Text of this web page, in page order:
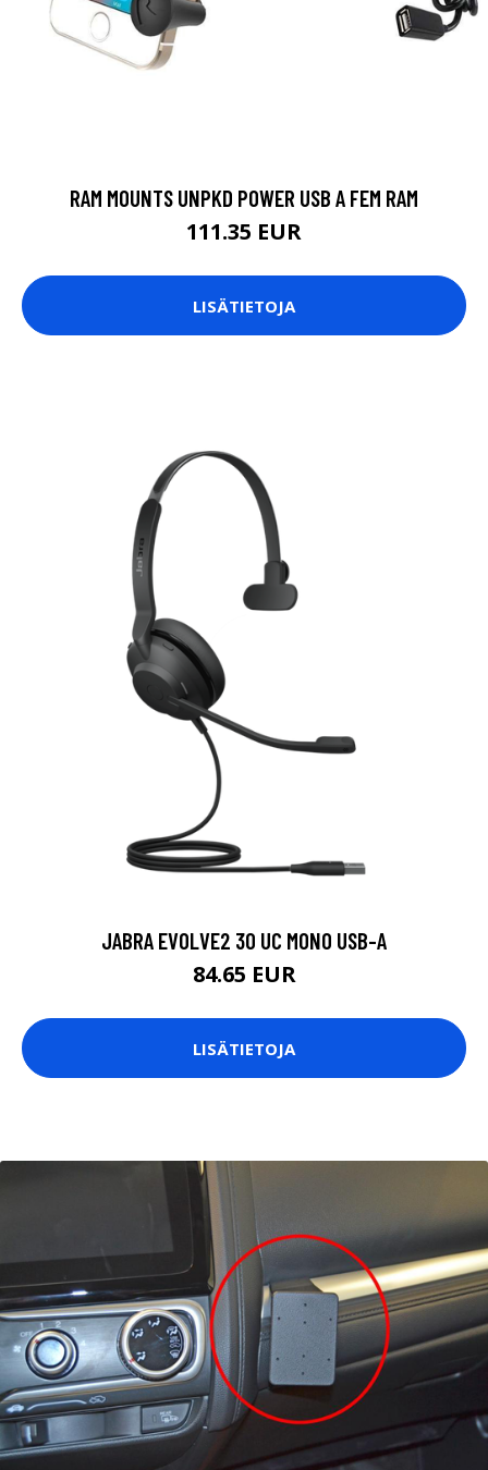
RAM MOUNTS UNPKD POWER USB A FEM RAM
111.35 EUR
LISÄTIETOJA
JABRA EVOLVE2 30 UC MONO USB-A
84.65 EUR
LISÄTIETOJA